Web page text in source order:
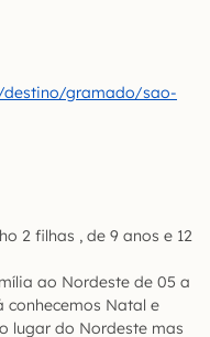
destino/gramado/sao-
2 filhas , de 9 anos e 12
ao Nordeste de 05 a
conhecemos Natal e
lugar do Nordeste mas